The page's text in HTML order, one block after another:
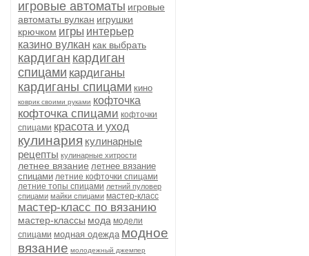
игровые автоматы игровые
автоматы вулкан игрушки
крючком игры интерьер
казино вулкан как выбрать
кардиган кардиган
спицами кардиганы
кардиганы спицами кино
коврик своими руками кофточка
кофточка спицами кофточки
спицами красота и уход
кулинария кулинарные
рецепты кулинарные хитрости
летнее вязание летнее вязание
спицами летние кофточки спицами
летние топы спицами летний пуловер
спицами майки спицами мастер-класс
мастер-класс по вязанию
мастер-классы мода модели
спицами модная одежда модное
вязание молодежный джемпер